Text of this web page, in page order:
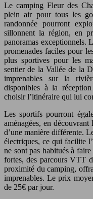
Le camping Fleur des
plein air pour tous les
randonnée pourront
sillonnent la région, en
panoramas exceptionnels.
promenades faciles pour
plus sportives pour les
sentier de la Vallée de la
imprenables sur la
disponibles à la
choisir l’itinéraire qui lui
Les sportifs pourront
aménagées, en
d’une manière différente.
électriques, ce qui facilite
ne sont pas habitués à
fortes, des parcours VTT
proximité du camping,
imprenables. Le prix
de 25€ par jour.